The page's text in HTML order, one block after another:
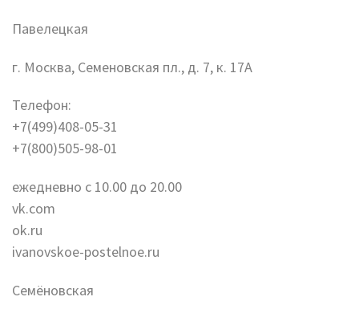
Павелецкая
г. Москва, Семеновская пл., д. 7, к. 17А
Телефон:
+7(499)408-05-31
+7(800)505-98-01
ежедневно с 10.00 до 20.00
vk.com
ok.ru
ivanovskoe-postelnoe.ru
Семёновская